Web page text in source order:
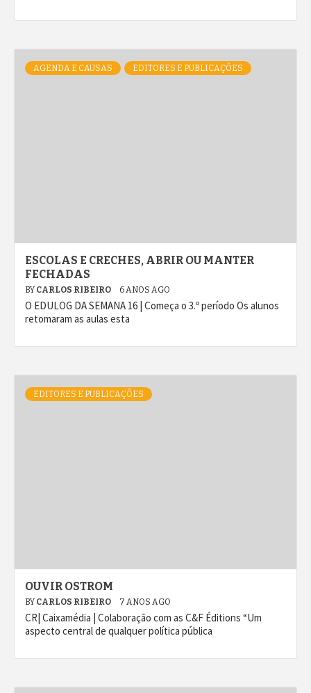
AGENDA E CAUSAS EDITORES E PUBLICAÇÕES
ESCOLAS E CRECHES, ABRIR OU MANTER
FECHADAS
BY CARLOS RIBEIRO 6 ANOS AGO
O EDULOG DA SEMANA 16 | Começa o 3.º período Os alunos
retomaram as aulas esta
EDITORES E PUBLICAÇÕES
OUVIR OSTROM
BY CARLOS RIBEIRO 7 ANOS AGO
CR| Caixamédia | Colaboração com as C&F Éditions “Um
aspecto central de qualquer política pública